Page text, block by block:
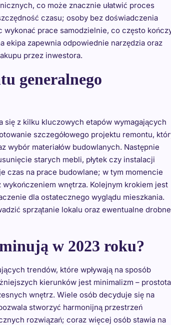
co może znacznie ułatwić proces
czasu; osoby bez doświadczenia
prace samodzielnie, co często
zapewnia odpowiednie narzędzia oraz
przez inwestora.
generalnego
się z kilku kluczowych etapów wymagających
szczegółowego projektu remontu,
wybór materiałów budowlanych. Następnie
starych mebli, płytek czy instalacji
czas na prace budowlane; w tym momencie
wnętrza. Kolejnym krokiem jest
dla ostatecznego wyglądu mieszkania.
sprzątanie lokalu oraz ewentualne drobne
w 2023 roku?
trendów, które wpływają na sposób
kierunków jest minimalizm – prostota
wnętrz. Wiele osób decyduje się na
stworzyć harmonijną przestrzeń
rozwiązań; coraz więcej osób stawia na